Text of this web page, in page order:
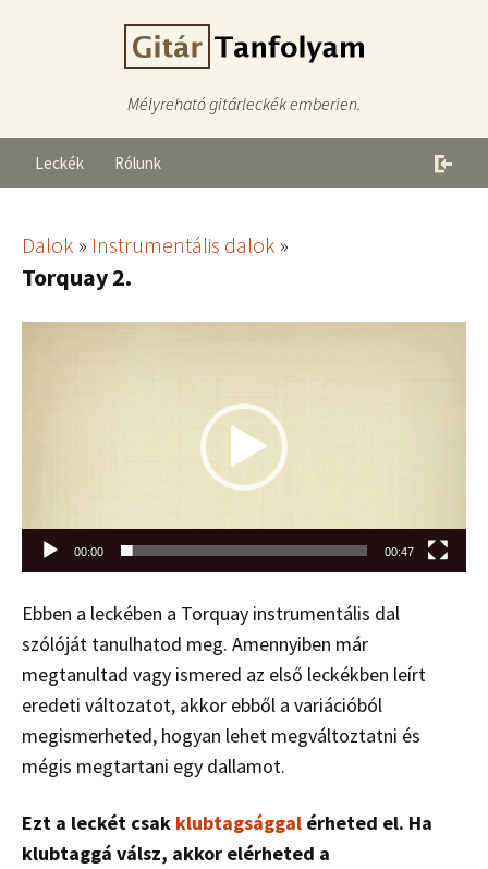
Mélyreható gitárleckék emberien.
Leckék Rólunk
Dalok » Instrumentális dalok »
Torquay 2.
00:00 00:47
Ebben a leckében a Torquay instrumentális dal
szólóját tanulhatod meg. Amennyiben már
megtanultad vagy ismered az első leckékben leírt
eredeti változatot, akkor ebből a variációból
megismerheted, hogyan lehet megváltoztatni és
mégis megtartani egy dallamot.
Ezt a leckét csak klubtagsággal érheted el. Ha
klubtaggá válsz, akkor elérheted a